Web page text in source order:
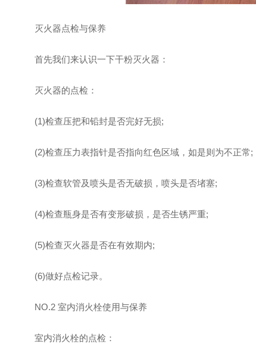
灭火器点检与保养
首先我们来认识一下干粉灭火器：
灭火器的点检：
(1)检查压把和铅封是否完好无损;
(2)检查压力表指针是否指向红色区域，如是则为不正常;
(3)检查软管及喷头是否无破损，喷头是否堵塞;
(4)检查瓶身是否有变形破损，是否生锈严重;
(5)检查灭火器是否在有效期内;
(6)做好点检记录。
NO.2 室内消火栓使用与保养
室内消火栓的点检：